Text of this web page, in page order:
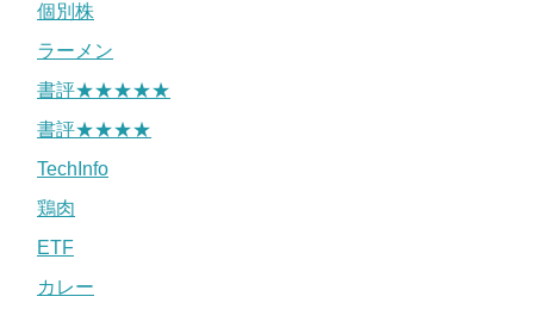
個別株
ラーメン
書評★★★★★
書評★★★★
TechInfo
鶏肉
ETF
カレー